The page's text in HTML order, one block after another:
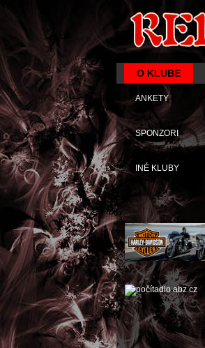
O KLUBE
ANKETY
SPONZORI
INÉ KLUBY